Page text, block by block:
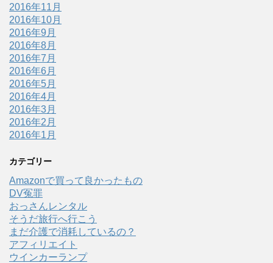
2016年11月
2016年10月
2016年9月
2016年8月
2016年7月
2016年6月
2016年5月
2016年4月
2016年3月
2016年2月
2016年1月
カテゴリー
Amazonで買って良かったもの
DV冤罪
おっさんレンタル
そうだ旅行へ行こう
まだ介護で消耗しているの？
アフィリエイト
ウインカーランプ